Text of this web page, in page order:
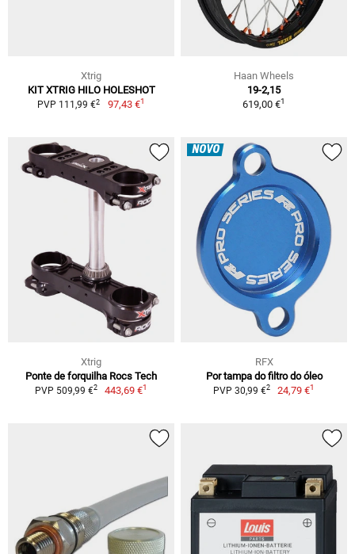
Xtrig
KIT XTRIG HILO HOLESHOT
PVP 111,99 €2 97,43 €1
Haan Wheels
19-2,15
619,00 €1
Xtrig
Ponte de forquilha Rocs Tech
PVP 509,99 €2 443,69 €1
NOVO
RFX
Por tampa do filtro do óleo
PVP 30,99 €2 24,79 €1